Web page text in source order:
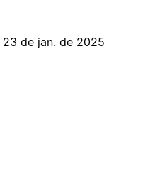
23 de jan. de 2025